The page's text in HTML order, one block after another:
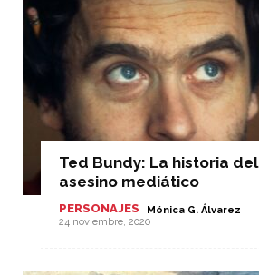
Ted Bundy: La historia del
asesino mediático
PERSONAJES Mónica G. Álvarez -
24 noviembre, 2020